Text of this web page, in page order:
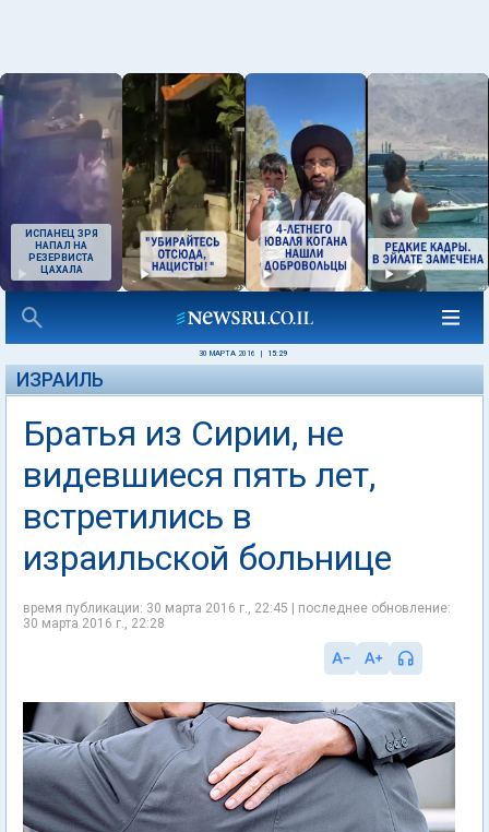
ИСПАНЕЦ ЗРЯ
НАПАЛ НА
РЕЗЕРВИСТА
ЦАХАЛА
30 МАРТА 2016 15:29
ИЗРАИЛЬ
Братья из Сирии, не
видевшиеся пять лет,
встретились в
израильской больнице
время публикации: 30 марта 2016 г., 22:45 | последнее обновление:
30 марта 2016 г., 22:28